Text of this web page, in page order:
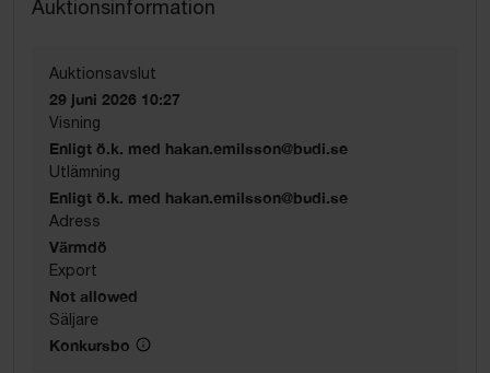
Auktionsinformation
Auktionsavslut
29 juni 2026 10:27
Visning
Enligt ö.k. med hakan.emilsson@budi.se
Utlämning
Enligt ö.k. med hakan.emilsson@budi.se
Adress
Värmdö
Export
Not allowed
Säljare
Konkursbo